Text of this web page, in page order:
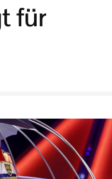
für